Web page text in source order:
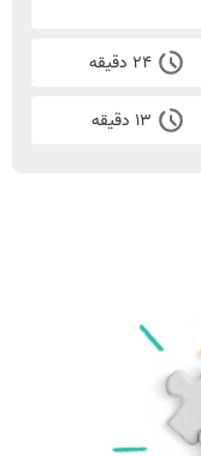
۲۴ دقیقه
۱۳ دقیقه